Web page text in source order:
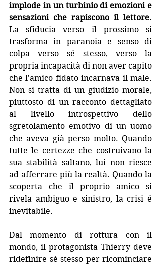
implode in un turbinio di emozioni e
sensazioni che rapiscono il lettore.
La sfiducia verso il prossimo si
trasforma in paranoia e senso di
colpa verso sé stesso, verso la
propria incapacità di non aver capito
che l'amico fidato incarnava il male.
Non si tratta di un giudizio morale,
piuttosto di un racconto dettagliato
al livello introspettivo dello
sgretolamento emotivo di un uomo
che aveva già perso molto. Quando
tutte le certezze che costruivano la
sua stabilità saltano, lui non riesce
ad afferrare più la realtà. Quando la
scoperta che il proprio amico si
rivela ambiguo e sinistro, la crisi é
inevitabile.
Dal momento di rottura con il
mondo, il protagonista Thierry deve
ridefinire sé stesso per ricominciare